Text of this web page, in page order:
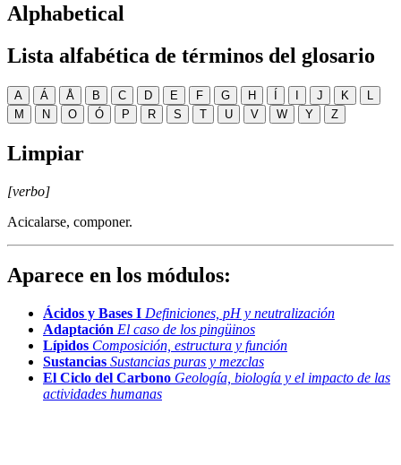
Alphabetical
Lista alfabética de términos del glosario
A Á Å B C D E F G H Í I J K
L
M
N O Ó P R S T U V W Y Z
Limpiar
[verbo]
Acicalarse, componer.
Aparece en los módulos:
Ácidos y Bases I Definiciones, pH y neutralización
Adaptación El caso de los pingüinos
Lípidos Composición, estructura y función
Sustancias Sustancias puras y mezclas
El Ciclo del Carbono Geología, biología y el impacto de las
actividades humanas